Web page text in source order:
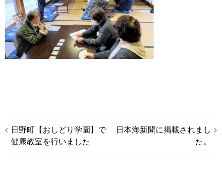
投
稿
日野町【おしどり学園】で
健康教室を行いました
日本海新聞に掲載されまし
た。